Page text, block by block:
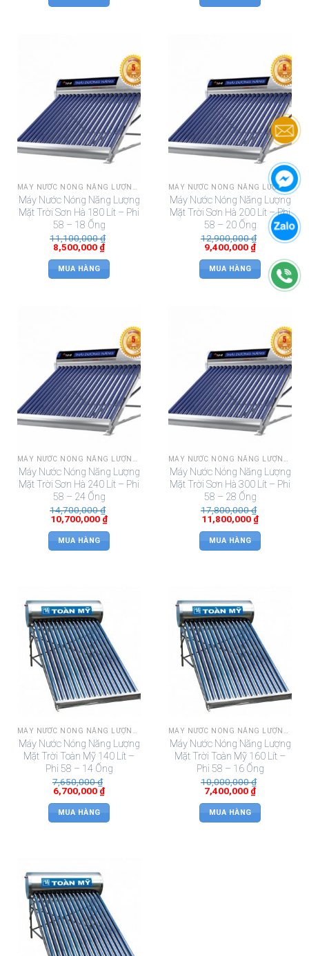
MÁY NƯỚC NÓNG NĂNG LƯỢNG MẶT TRỜI SƠN HÀ
Máy Nước Nóng Năng Lượng
Mặt Trời Sơn Hà 180 Lít – Phi
58 – 18 Ống
11,100,000₫
8,500,000 ₫
MUA HÀNG
MÁY NƯỚC NÓNG NĂNG LƯỢNG MẶT TRỜI SƠN HÀ
Máy Nước Nóng Năng Lượng
Mặt Trời Sơn Hà 200 Lít – Phi
58 – 20 Ống
12,900,000₫
9,400,000 ₫
MUA HÀNG
MÁY NƯỚC NÓNG NĂNG LƯỢNG MẶT TRỜI SƠN HÀ
Máy Nước Nóng Năng Lượng
Mặt Trời Sơn Hà 240 Lít – Phi
58 – 24 Ống
14,700,000₫
10,700,000 ₫
MUA HÀNG
MÁY NƯỚC NÓNG NĂNG LƯỢNG MẶT TRỜI SƠN HÀ
Máy Nước Nóng Năng Lượng
Mặt Trời Sơn Hà 300 Lít – Phi
58 – 28 Ống
17,800,000₫
11,800,000 ₫
MUA HÀNG
MÁY NƯỚC NÓNG NĂNG LƯỢNG MẶT TRỜI TOÀN MỸ
Máy Nước Nóng Năng Lượng
Mặt Trời Toàn Mỹ 140 Lít –
Phi 58 – 14 Ống
7,650,000₫
6,700,000 ₫
MUA HÀNG
MÁY NƯỚC NÓNG NĂNG LƯỢNG MẶT TRỜI TOÀN MỸ
Máy Nước Nóng Năng Lượng
Mặt Trời Toàn Mỹ 160 Lít –
Phi 58 – 16 Ống
10,000,000₫
7,400,000 ₫
MUA HÀNG